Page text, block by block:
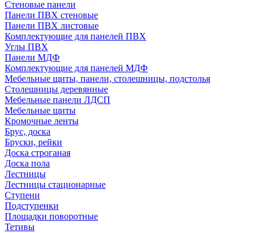
Стеновые панели
Панели ПВХ стеновые
Панели ПВХ листовые
Комплектующие для панелей ПВХ
Углы ПВХ
Панели МДФ
Комплектующие для панелей МДФ
Мебельные щиты, панели, столешницы, подстолья
Столешницы деревянные
Мебельные панели ЛДСП
Мебельные щиты
Кромочные ленты
Брус, доска
Бруски, рейки
Доска строганая
Доска пола
Лестницы
Лестницы стационарные
Ступени
Подступенки
Площадки поворотные
Тетивы